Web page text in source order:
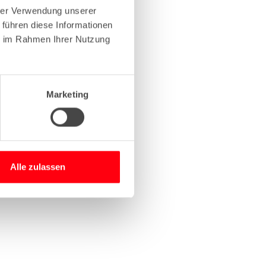
Verwendung unserer
diese Informationen
Rahmen Ihrer Nutzung
Marketing
Alle zulassen
information).